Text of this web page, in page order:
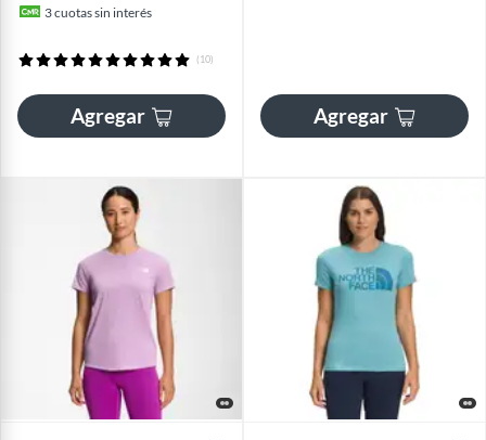
3cuotas sin interés
(10)
Agregar Agregar